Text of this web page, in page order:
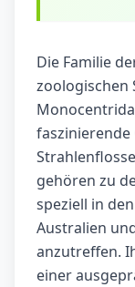
Die Familie
zoologischen
gehören zu
speziell in
Australien
anzutreffen.
einer